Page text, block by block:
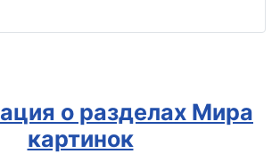
о разделах Мира
картинок